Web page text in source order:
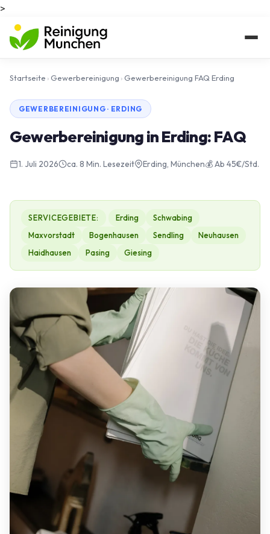
>
Startseite ›Gewerbereinigung ›Gewerbereinigung FAQ Erding
GEWERBEREINIGUNG · ERDING
Gewerbereinigung in Erding: FAQ
1. Juli 2026 ca. 8 Min. Lesezeit Erding, München💰 Ab 45€/Std.
SERVICEGEBIETE: Erding
Schwabing
Maxvorstadt
Bogenhausen Sendling
Neuhausen
Haidhausen
Pasing Giesing